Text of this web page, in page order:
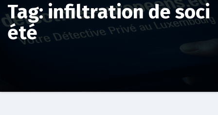
Tag: infiltration de soci
été